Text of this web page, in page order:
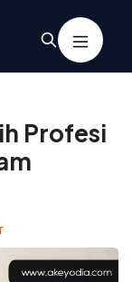
Profesi